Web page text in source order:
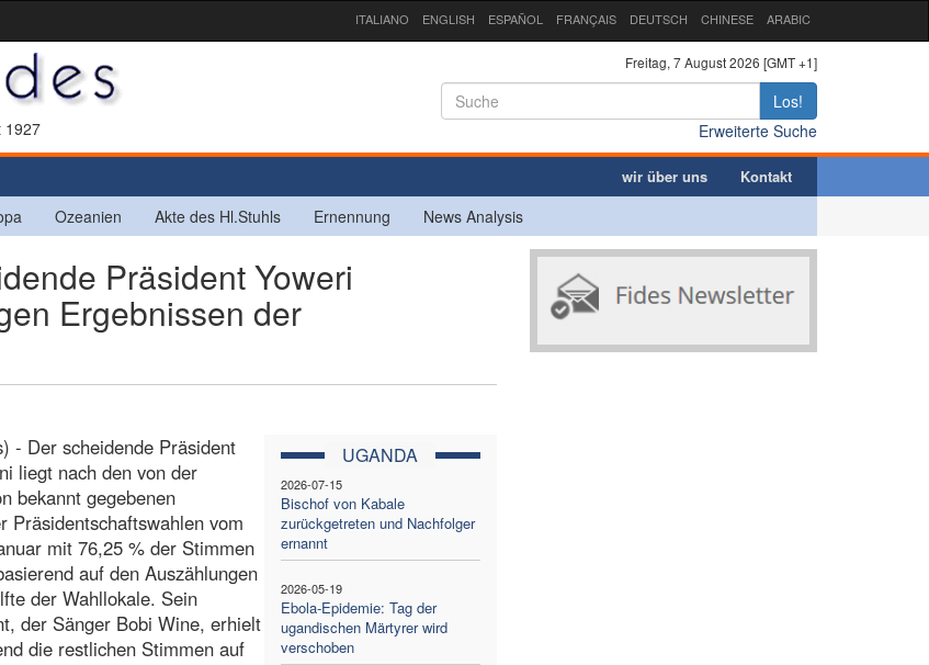
ITALIANO ENGLISH ESPAÑOL FRANÇAIS DEUTSCH CHINESE ARABIC
1927
Freitag, 7 August 2026 [GMT +1]
Los!
Erweiterte Suche
wir über uns Kontakt
Ozeanien Akte des Hl.Stuhls Ernennung News Analysis
Präsident Yoweri
Ergebnissen der
UGANDA
2026-07-15
Bischof von Kabale
zurückgetreten und Nachfolger
ernannt
2026-05-19
Ebola-Epidemie: Tag der
ugandischen Märtyrer wird
verschoben
- Der scheidende Präsident
liegt nach den von der
bekannt gegebenen
Präsidentschaftswahlen vom
mit 76,25 % der Stimmen
auf den Auszählungen
der Wahllokale. Sein
der Sänger Bobi Wine, erhielt
die restlichen Stimmen auf